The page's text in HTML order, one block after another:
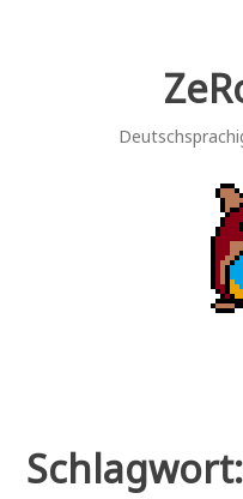
Schlagwort: